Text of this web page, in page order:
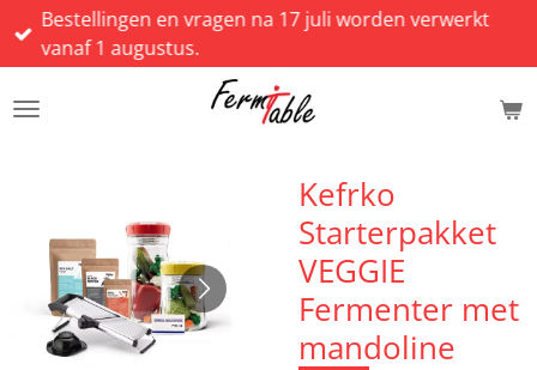
Ga
direct
de
Bestellingen en vragen na 17 juli worden verwerkt
vanaf 1 augustus.
Kefrko
Starterpakket
VEGGIE
Fermenter met
mandoline